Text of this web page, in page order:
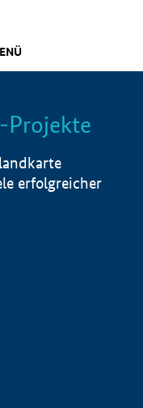
Info
Projekte
erfolgreicher